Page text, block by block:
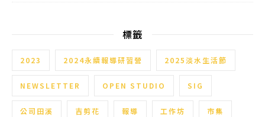
標籤
2023 2024永續報導研習營 2025淡水生活節
NEWSLETTER OPEN STUDIO SIG
公司田溪 吉剪花 報導 工作坊 市集